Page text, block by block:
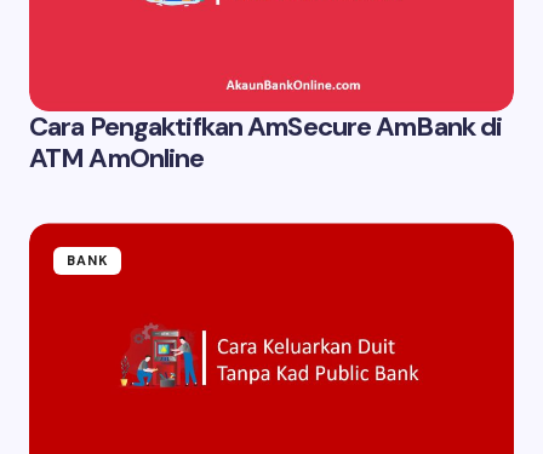
Cara Pengaktifkan AmSecure AmBank di
ATM AmOnline
BANK